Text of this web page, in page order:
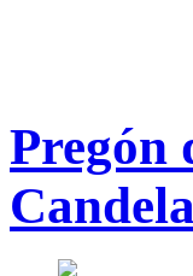
Pregón